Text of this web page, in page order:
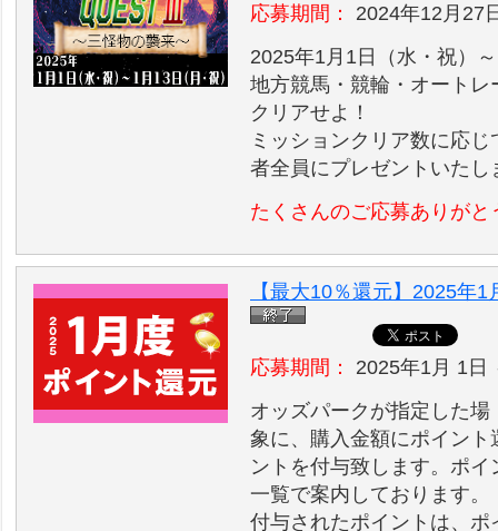
応募期間：
2024年12月27
2025年1月1日（水・祝）
地方競馬・競輪・オート
クリアせよ！
ミッションクリア数に応
者全員にプレゼントいたし
たくさんのご応募ありがと
【最大10％還元】2025年
応募期間：
2025年1月 1日
オッズパークが指定した
象に、購入金額にポイン
ントを付与致します。ポ
一覧で案内しております。
付与されたポイントは、